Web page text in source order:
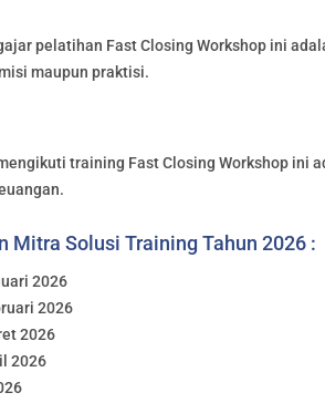
pelatihan Fast Closing Workshop ini
maupun praktisi.
training Fast Closing Workshop ini
Mitra Solusi Training Tahun 2026 :
2026
2026
2026
2026